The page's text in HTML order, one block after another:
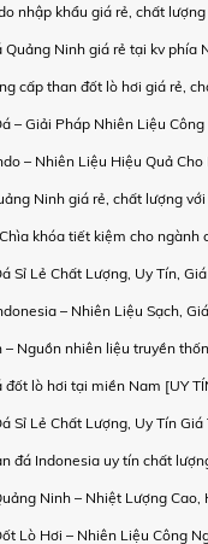
nhập khẩu giá rẻ, chất
Quảng Ninh giá rẻ tại kv phía
cấp than đốt lò hơi giá rẻ,
– Giải Pháp Nhiên Liệu Công
– Nhiên Liệu Hiệu Quả Cho
Ninh giá rẻ, chất lượng
khóa tiết kiệm cho ngành
Sỉ Lẻ Chất Lượng, Uy Tín, Giá
– Nhiên Liệu Sạch,
– Nguồn nhiên liệu truyền
lò hơi tại miền Nam [UY
Sỉ Lẻ Chất Lượng, Uy Tín Giá
đá Indonesia uy tín chất
Ninh – Nhiệt Lượng Cao,
Lò Hơi – Nhiên Liệu Công